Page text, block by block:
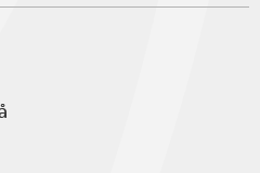
- väder och